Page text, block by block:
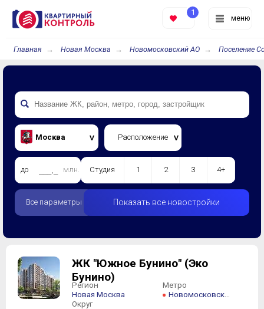
меню
1
Главная Новая Москва Новомосковский АО Поселение
Москва Расположение
до млн. Студия 1 2 3 4+
Все параметры Показать все новостройки
ЖК "Южное Бунино" (Эко
Бунино)
Регион
Новая Москва
Округ
Метро
Новомосковская